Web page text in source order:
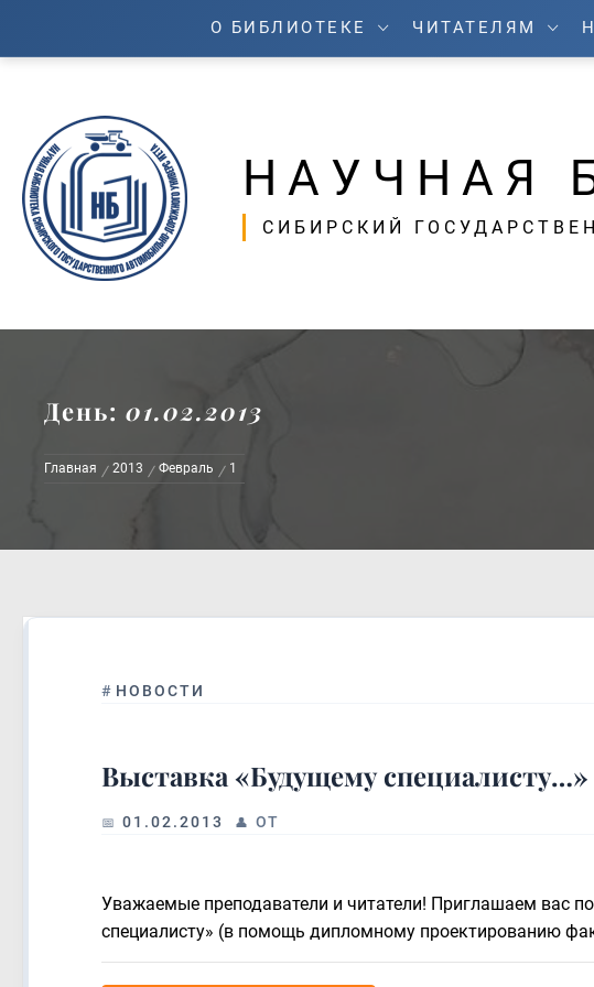
О БИБЛИОТЕКЕ ЧИТАТЕЛЯМ
НАУЧНАЯ
СИБИРСКИЙ
День: 01.02.2013
Главная 2013 Февраль 1
# НОВОСТИ
Выставка «Будущему специалисту…»
01.02.2013 ОТ
Уважаемые преподаватели и читатели! Приглашаем вас
специалисту» (в помощь дипломному проектированию